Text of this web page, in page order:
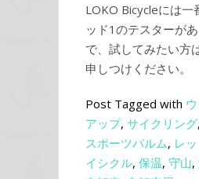
LOKO Bicycleには一
ッド1のテスターが
で、試してみたい方
申しつけください。
Post Tagged with
アップ, サイクリング,
スポーツバルム, レ
イシクル, 保温, 守山,